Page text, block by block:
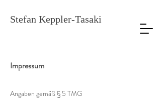
Stefan Keppler-Tasaki
Impressum
Angaben gemäß § 5 TMG